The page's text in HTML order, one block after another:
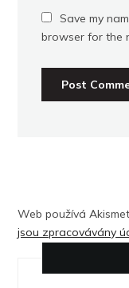
Save my
browser for the
Web používá
jsou zpracovávány